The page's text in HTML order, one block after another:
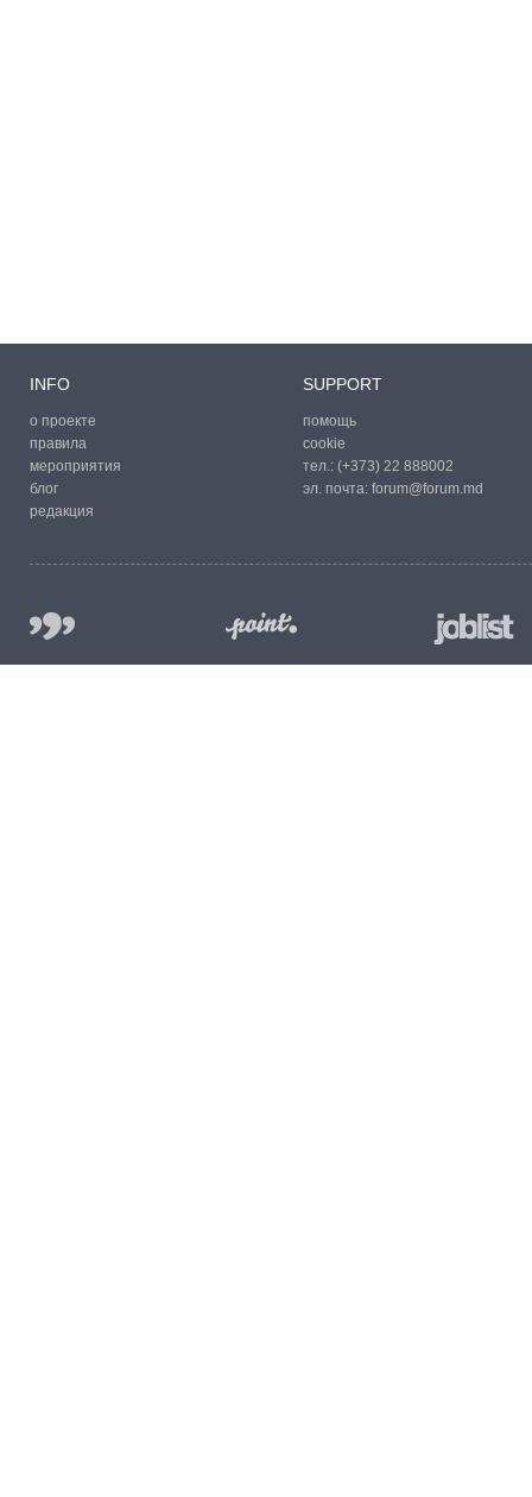
INFO
о проекте
правила
мероприятия
блог
редакция
SUPPORT
помощь
cookie
тел.: (+373) 22 888002
эл. почта: forum@forum.md